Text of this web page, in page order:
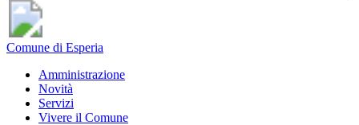
Comune di Esperia
Amministrazione
Novità
Servizi
Vivere il Comune